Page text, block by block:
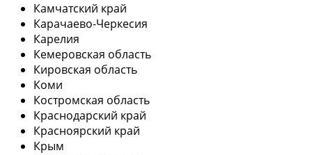
Камчатский край
Карачаево-Черкесия
Карелия
Кемеровская область
Кировская область
Коми
Костромская область
Краснодарский край
Красноярский край
Крым